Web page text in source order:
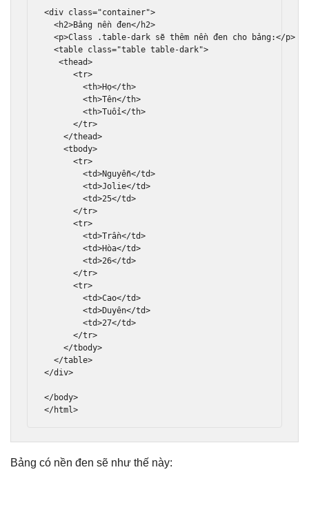
<div class="container">
<h2>Bảng nền đen</h2>
<p>Class .table-dark sẽ thêm nền đen cho bảng:</p>
<table class="table table-dark">
<thead>
<tr>
<th>Họ</th>
<th>Tên</th>
<th>Tuổi</th>
</tr>
</thead>
<tbody>
<tr>
<td>Nguyễn</td>
<td>Jolie</td>
<td>25</td>
</tr>
<tr>
<td>Trần</td>
<td>Hòa</td>
<td>26</td>
</tr>
<tr>
<td>Cao</td>
<td>Duyên</td>
<td>27</td>
</tr>
</tbody>
</table>
</div>
</body>
</html>
Bảng có nền đen sẽ như thế này: